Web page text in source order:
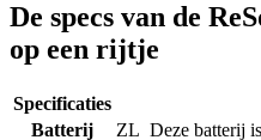
De specs van de
op een rijtje
Specificaties
Batterij
ZL Deze batterij